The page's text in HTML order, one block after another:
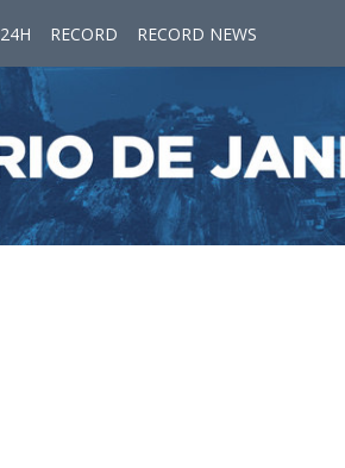
RECORD RECORD NEWS